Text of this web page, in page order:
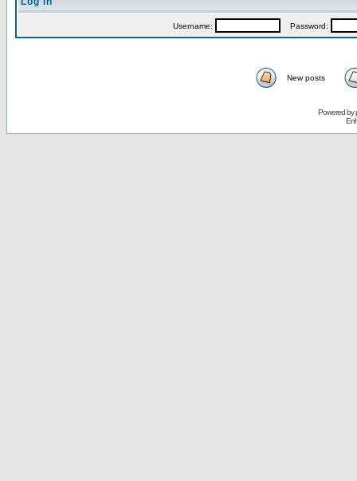
Username: Password:
New posts
Powered by